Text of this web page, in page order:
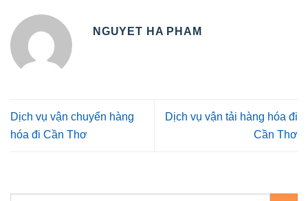
NGUYET HA PHAM
Dịch vụ vận chuyển hàng
hóa đi Cần Thơ
Dịch vụ vận tải hàng hóa đi
Cần Thơ